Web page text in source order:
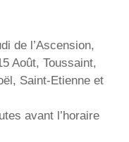
de l’Ascension,
Août, Toussaint,
Saint-Etienne et
avant l’horaire